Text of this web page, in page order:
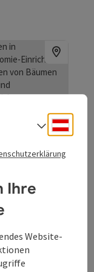
Ihre
Website-